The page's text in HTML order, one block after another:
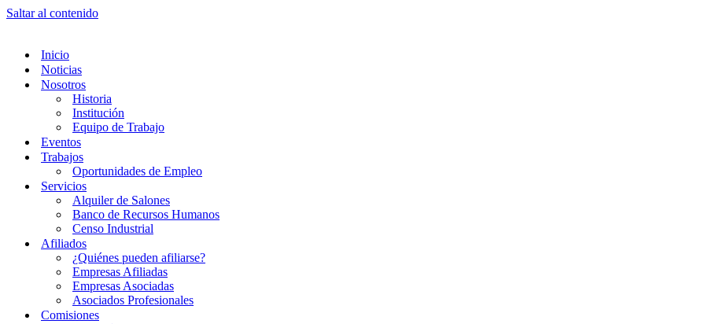
Saltar al contenido
Inicio
Noticias
Nosotros
Historia
Institución
Equipo de Trabajo
Eventos
Trabajos
Oportunidades de Empleo
Servicios
Alquiler de Salones
Banco de Recursos Humanos
Censo Industrial
Afiliados
¿Quiénes pueden afiliarse?
Empresas Afiliadas
Empresas Asociadas
Asociados Profesionales
Comisiones